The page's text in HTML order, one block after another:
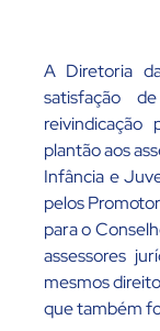
A Diretoria
satisfação
plantão aos
Infância e
pelos
para o
assessores
mesmos
que também